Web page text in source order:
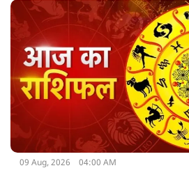
रहेगा. इसके बाद आर्द्रा नक्षत्र लग जाएगा.
09 Aug, 2026 04:00 AM